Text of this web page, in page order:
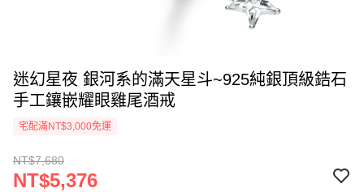
迷幻星夜 銀河系的滿天星斗~925純銀頂級鋯石
手工鑲嵌耀眼雞尾酒戒
宅配滿NT$3,000免運
NT$7,680
NT$5,376